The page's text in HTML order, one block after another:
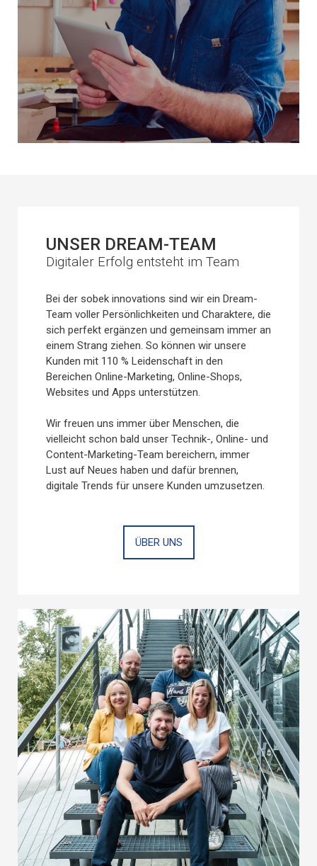
UNSER DREAM-TEAM
Digitaler Erfolg entsteht im Team
Bei der sobek innovations sind wir ein Dream-
Team voller Persönlichkeiten und Charaktere, die
sich perfekt ergänzen und gemeinsam immer an
einem Strang ziehen. So können wir unsere
Kunden mit 110 % Leidenschaft in den
Bereichen Online-Marketing, Online-Shops,
Websites und Apps unterstützen.
Wir freuen uns immer über Menschen, die
vielleicht schon bald unser Technik-, Online- und
Content-Marketing-Team bereichern, immer
Lust auf Neues haben und dafür brennen,
digitale Trends für unsere Kunden umzusetzen.
ÜBER UNS